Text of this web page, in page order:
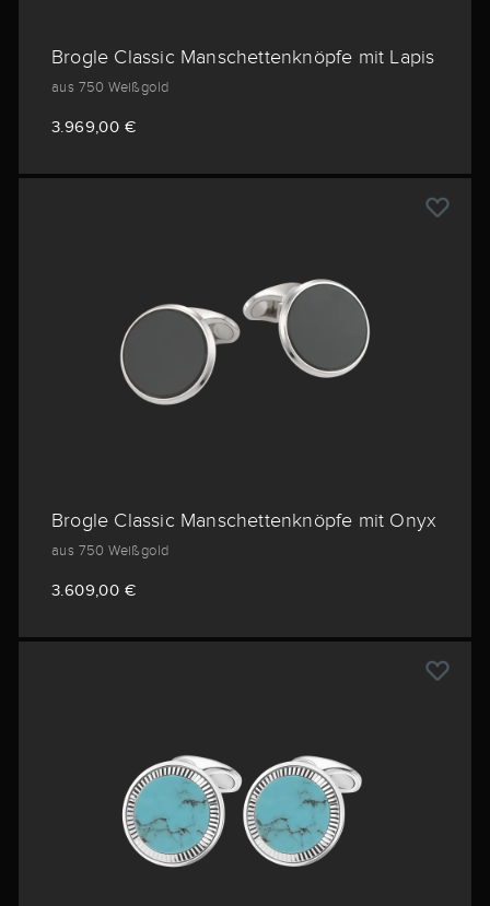
Brogle Classic Manschettenknöpfe mit Lapis
aus 750 Weißgold
3.969,00 €
Brogle Classic Manschettenknöpfe mit Onyx
aus 750 Weißgold
3.609,00 €